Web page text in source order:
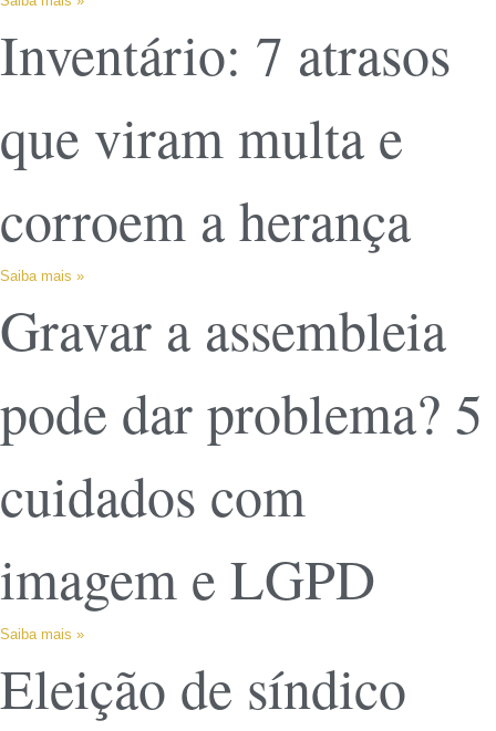
Inventário: 7 atrasos
que viram multa e
corroem a herança
Saiba mais »
Gravar a assembleia
pode dar problema? 5
cuidados com
imagem e LGPD
Saiba mais »
Eleição de síndico